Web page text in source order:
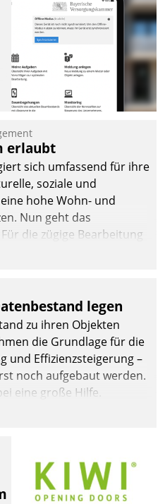
erlaubt
sich umfassend für ihre
soziale und
hohe Wohn- und
Nun geht das
die zügige Bearbeitung
– richtet das
einen eigenen Kanal
legen
zu ihren Objekten
die Grundlage für die
und Effizienzsteigerung –
noch aufgebaut werden.
eine große Hilfe.